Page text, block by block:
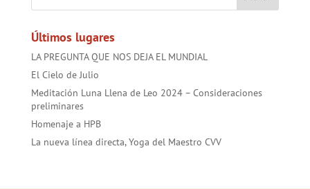
Últimos lugares
LA PREGUNTA QUE NOS DEJA EL MUNDIAL
El Cielo de Julio
Meditación Luna Llena de Leo 2024 – Consideraciones
preliminares
Homenaje a HPB
La nueva línea directa, Yoga del Maestro CVV